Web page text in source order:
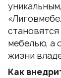
мебелью, а
жизни
Как